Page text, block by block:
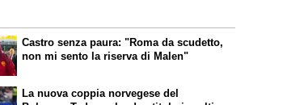
Castro senza paura: "Roma da scudetto,
non mi sento la riserva di Malen"
La nuova coppia norvegese del